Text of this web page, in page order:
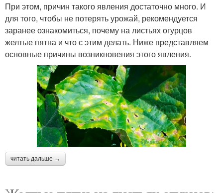
При этом, причин такого явления достаточно много. И
для того, чтобы не потерять урожай, рекомендуется
заранее ознакомиться, почему на листьях огурцов
желтые пятна и что с этим делать. Ниже представляем
основные причины возникновения этого явления.
читать дальше →